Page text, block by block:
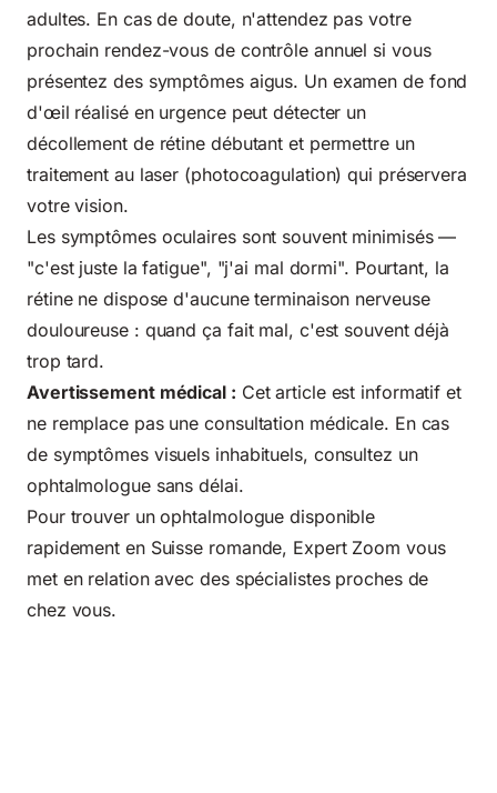
adultes. En cas de doute, n'attendez pas votre
prochain rendez-vous de contrôle annuel si vous
présentez des symptômes aigus. Un examen de fond
d'œil réalisé en urgence peut détecter un
décollement de rétine débutant et permettre un
traitement au laser (photocoagulation) qui préservera
votre vision.
Les symptômes oculaires sont souvent minimisés —
"c'est juste la fatigue", "j'ai mal dormi". Pourtant, la
rétine ne dispose d'aucune terminaison nerveuse
douloureuse : quand ça fait mal, c'est souvent déjà
trop tard.
Avertissement médical : Cet article est informatif et
ne remplace pas une consultation médicale. En cas
de symptômes visuels inhabituels, consultez un
ophtalmologue sans délai.
Pour trouver un ophtalmologue disponible
rapidement en Suisse romande, Expert Zoom vous
met en relation avec des spécialistes proches de
chez vous.